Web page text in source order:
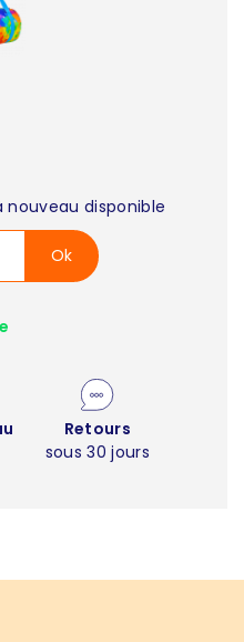
disponible
Ok
Retours
sous 30 jours